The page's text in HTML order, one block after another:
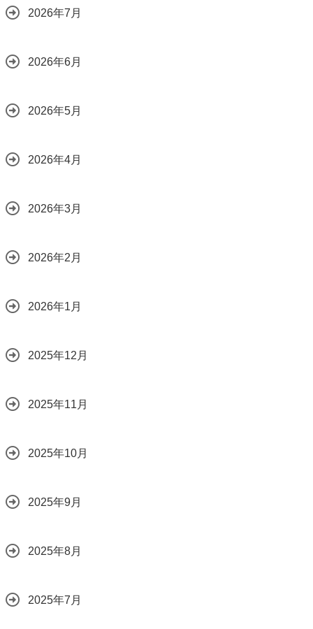
2026年7月
2026年6月
2026年5月
2026年4月
2026年3月
2026年2月
2026年1月
2025年12月
2025年11月
2025年10月
2025年9月
2025年8月
2025年7月